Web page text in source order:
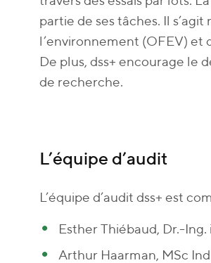
partie de ses tâches. Il
l’environnement (OFEV) et
De plus, dss+ encourage le
de recherche.
L’équipe d’audit
L’équipe d’audit dss+ est
Esther Thiébaud, Dr.-
Arthur Haarman, MSc